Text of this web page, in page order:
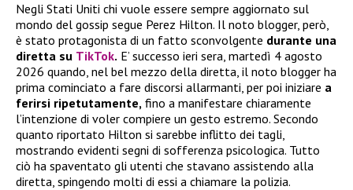
Negli Stati Uniti chi vuole essere sempre aggiornato sul
mondo del gossip segue Perez Hilton. Il noto blogger, però,
è stato protagonista di un fatto sconvolgente durante una
diretta su TikTok. E’ successo ieri sera, martedì 4 agosto
2026 quando, nel bel mezzo della diretta, il noto blogger ha
prima cominciato a fare discorsi allarmanti, per poi iniziare a
ferirsi ripetutamente, fino a manifestare chiaramente
l’intenzione di voler compiere un gesto estremo. Secondo
quanto riportato Hilton si sarebbe inflitto dei tagli,
mostrando evidenti segni di sofferenza psicologica. Tutto
ciò ha spaventato gli utenti che stavano assistendo alla
diretta, spingendo molti di essi a chiamare la polizia.